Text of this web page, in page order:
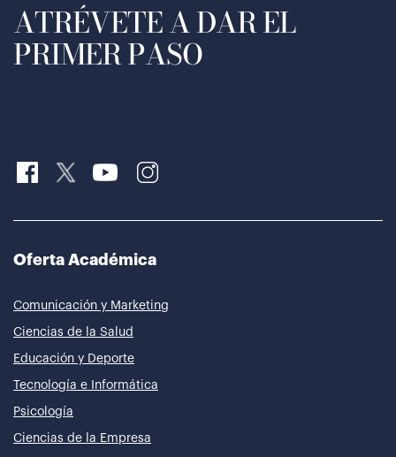
ATRÉVETE A DAR EL
PRIMER PASO
Oferta Académica
Comunicación y Marketing
Ciencias de la Salud
Educación y Deporte
Tecnología e Informática
Psicología
Ciencias de la Empresa